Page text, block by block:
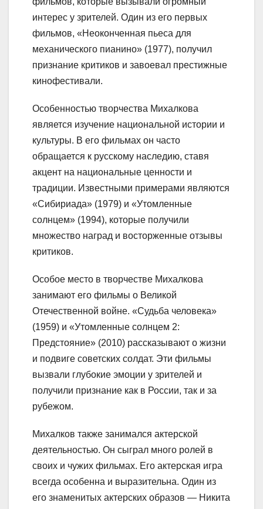
интерес у зрителей. Один из его первых
фильмов, «Неоконченная пьеса для
механического пианино» (1977), получил
признание критиков и завоевал престижные
кинофестивали.
Особенностью творчества Михалкова
является изучение национальной истории и
культуры. В его фильмах он часто
обращается к русскому наследию, ставя
акцент на национальные ценности и
традиции. Известными примерами являются
«Сибириада» (1979) и «Утомленные
солнцем» (1994), которые получили
множество наград и восторженные отзывы
критиков.
Особое место в творчестве Михалкова
занимают его фильмы о Великой
Отечественной войне. «Судьба человека»
(1959) и «Утомленные солнцем 2:
Предстояние» (2010) рассказывают о жизни
и подвиге советских солдат. Эти фильмы
вызвали глубокие эмоции у зрителей и
получили признание как в России, так и за
рубежом.
Михалков также занимался актерской
деятельностью. Он сыграл много ролей в
своих и чужих фильмах. Его актерская игра
всегда особенна и выразительна. Один из
его знаменитых актерских образов — Никита